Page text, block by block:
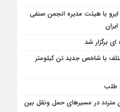
ایرو با هیئت مدیره انجمن صنفی
برگزار شد
با شاخص جدید تن کیلومتر
طلب
متردد در مسيرهاى حمل ونقل بين